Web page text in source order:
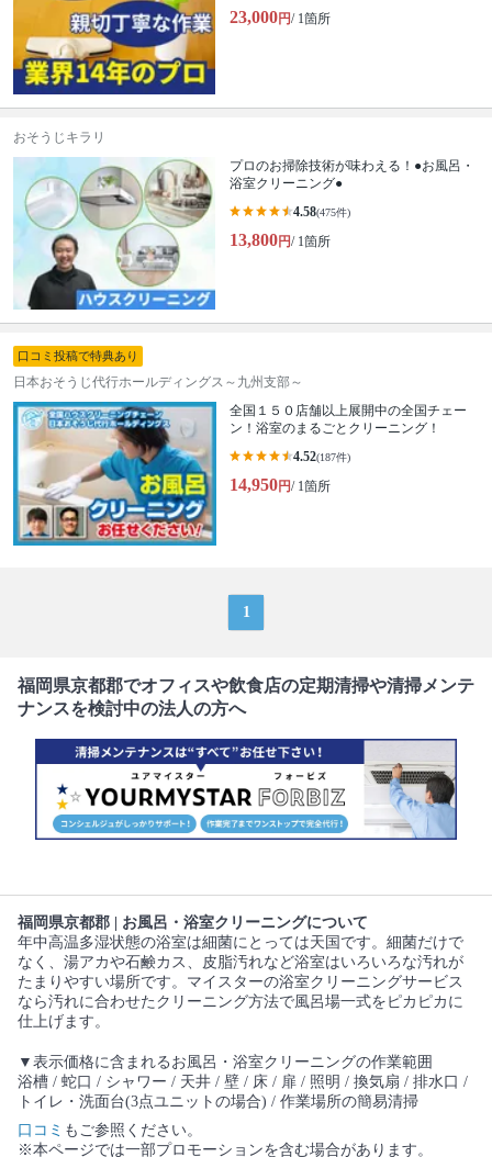
23,000円/ 1箇所
おそうじキラリ
プロのお掃除技術が味わえる！●お風呂・
浴室クリーニング●
4.58(475件)
13,800円/ 1箇所
口コミ投稿で特典あり
日本おそうじ代行ホールディングス～九州支部～
全国１５０店舗以上展開中の全国チェー
ン！浴室のまるごとクリーニング！
4.52(187件)
14,950円/ 1箇所
1
福岡県京都郡でオフィスや飲食店の定期清掃や清掃メンテ
ナンスを検討中の法人の方へ
福岡県京都郡 | お風呂・浴室クリーニングについて
年中高温多湿状態の浴室は細菌にとっては天国です。細菌だけで
なく、湯アカや石鹸カス、皮脂汚れなど浴室はいろいろな汚れが
たまりやすい場所です。マイスターの浴室クリーニングサービス
なら汚れに合わせたクリーニング方法で風呂場一式をピカピカに
仕上げます。
▼表示価格に含まれるお風呂・浴室クリーニングの作業範囲
浴槽 / 蛇口 / シャワー / 天井 / 壁 / 床 / 扉 / 照明 / 換気扇 / 排水口 /
トイレ・洗面台(3点ユニットの場合) / 作業場所の簡易清掃
口コミ もご参照ください。
※本ページでは一部プロモーションを含む場合があります。